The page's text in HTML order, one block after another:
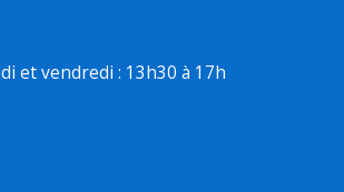
et vendredi : 13h30 à 17h